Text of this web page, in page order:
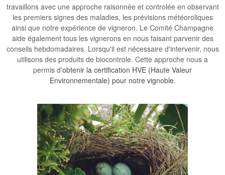
travaillons avec une approche raisonnée et controlée en observant
les premiers signes des maladies, les prévisions météoroliques
ainsi que notre expérience de vigneron. Le Comité Champagne
aide également tous les vignerons en nous faisant parvenir des
conseils hebdomadaires. Lorsqu'il est nécessaire d'intervenir, nous
utilisons des produits de biocontrole. Cette approche nous a
permis d'obtenir la certification HVE (Haute Valeur
Environnementale) pour notre vignoble.